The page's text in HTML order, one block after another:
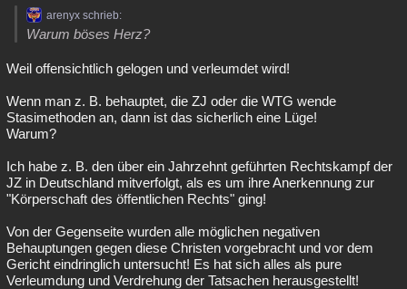
arenyx schrieb:
Warum böses Herz?
Weil offensichtlich gelogen und verleumdet wird!
Wenn man z. B. behauptet, die ZJ oder die WTG wende
Stasimethoden an, dann ist das sicherlich eine Lüge!
Warum?
Ich habe z. B. den über ein Jahrzehnt geführten Rechtskampf der
JZ in Deutschland mitverfolgt, als es um ihre Anerkennung zur
"Körperschaft des öffentlichen Rechts" ging!
Von der Gegenseite wurden alle möglichen negativen
Behauptungen gegen diese Christen vorgebracht und vor dem
Gericht eindringlich untersucht! Es hat sich alles als pure
Verleumdung und Verdrehung der Tatsachen herausgestellt!